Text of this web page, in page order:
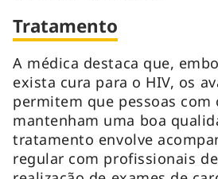
Tratamento
A médica destaca que,
exista cura para o HIV, os
permitem que pessoas com
mantenham uma boa
tratamento envolve
regular com profissionais